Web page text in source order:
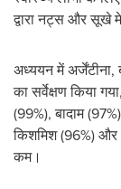
द्वारा नट्स और सूखे
अध्ययन में
का सर्वेक्षण किया
(99%), बादाम
किशमिश (96%)
कम।